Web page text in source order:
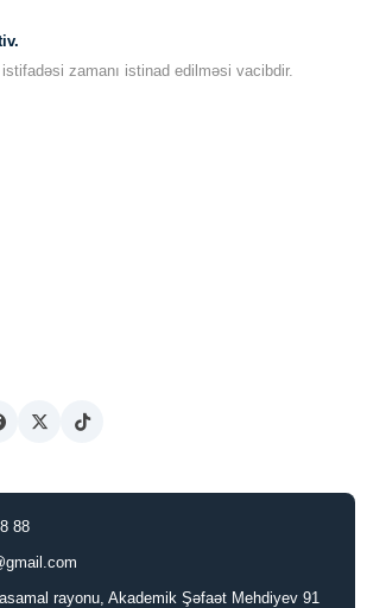
istifadəsi zamanı istinad edilməsi vacibdir.
88
rayonu, Akademik Şəfaət Mehdiyev 91